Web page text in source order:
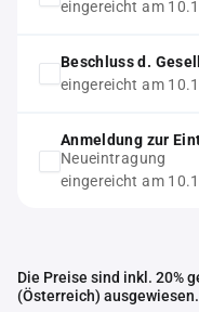
eingereicht am
Beschluss d.
eingereicht am
Anmeldung zur
Neueintragung
eingereicht am
Die Preise sind inkl. 20%
(Österreich) ausgewiesen.